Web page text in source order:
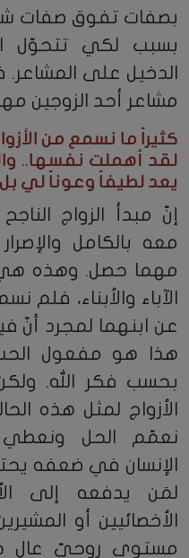
بصفات تفوق صفات
بسبب لكي تتحوّل
الدخيل على
مشاعر أحد الزوجين
كثيراً ما نسمع من
لقد أهملت نفسها..
يعد لطيفاً وعوناً لي بل
إنّ مبدأ الزواج
معه بالكامل
مهما حصل. وهذه هي
الآباء والأبناء،
عن ابنهما لمجرد أنّ
هذا هو مفعول الحب
بحسب فكر الله.
الأزواج لمثل هذه
نعمّم الحل
الإنسان في ضعفه
لمَن يدفعه إلى
الأخصائيين أو
مستوى روحيّ عالٍ